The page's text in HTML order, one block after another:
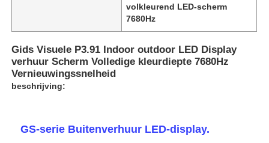
Huis
Producten
Video's
volkleurend LED-scherm
7680Hz
Gids Visuele P3.91 Indoor outdoor LED Display
verhuur Scherm Volledige kleurdiepte 7680Hz
Vernieuwingssnelheid
beschrijving:
GS-serie Buitenverhuur LED-display.